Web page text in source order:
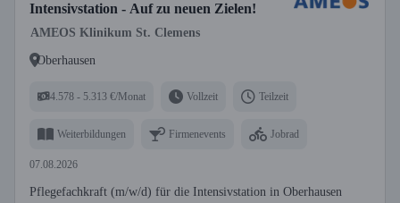
Intensivstation - Auf zu neuen Zielen!
AMEOS Klinikum St. Clemens
Oberhausen
4.578 - 5.313 €/Monat Vollzeit Teilzeit
Weiterbildungen Firmenevents Jobrad
07.08.2026
Pflegefachkraft (m/w/d) für die Intensivstation in Oberhausen